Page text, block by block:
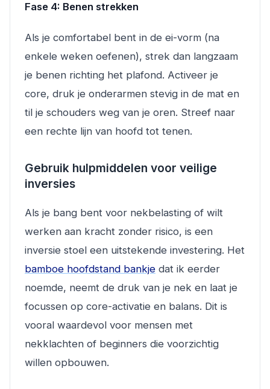
Fase 4: Benen strekken
Als je comfortabel bent in de ei-vorm (na
enkele weken oefenen), strek dan langzaam
je benen richting het plafond. Activeer je
core, druk je onderarmen stevig in de mat en
til je schouders weg van je oren. Streef naar
een rechte lijn van hoofd tot tenen.
Gebruik hulpmiddelen voor veilige
inversies
Als je bang bent voor nekbelasting of wilt
werken aan kracht zonder risico, is een
inversie stoel een uitstekende investering. Het
bamboe hoofdstand bankje dat ik eerder
noemde, neemt de druk van je nek en laat je
focussen op core-activatie en balans. Dit is
vooral waardevol voor mensen met
nekklachten of beginners die voorzichtig
willen opbouwen.